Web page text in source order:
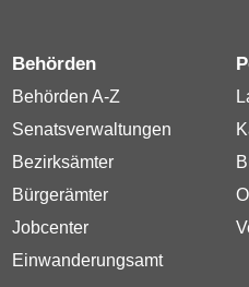
Behörden
Behörden A-Z
Senatsverwaltungen
Bezirksämter
Bürgerämter
Jobcenter
Einwanderungsamt